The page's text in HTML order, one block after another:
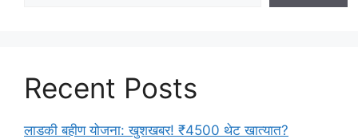
Recent Posts
लाडकी बहीण योजना: खुशखबर! ₹4500 थेट खात्यात?